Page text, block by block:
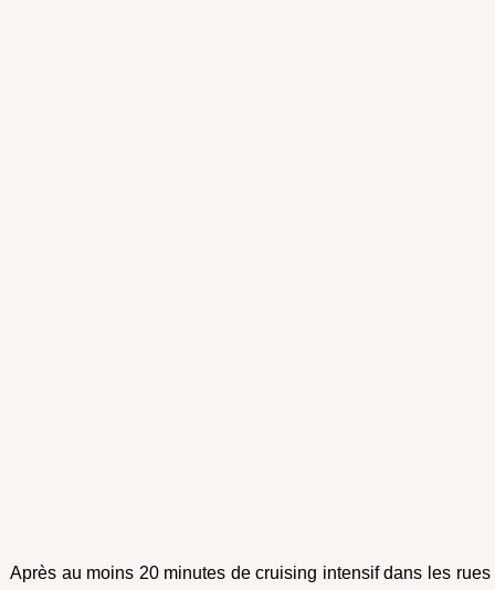
Après au moins 20 minutes de cruising intensif dans les rues